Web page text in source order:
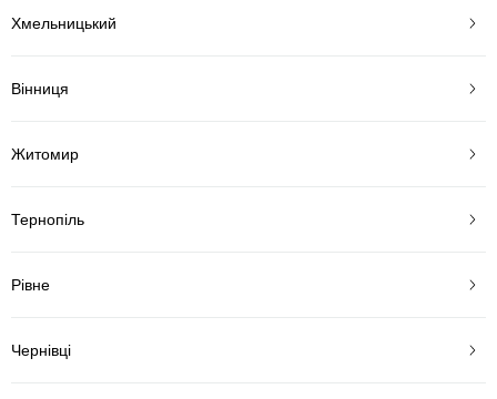
Хмельницький
Вінниця
Житомир
Тернопіль
Рівне
Чернівці